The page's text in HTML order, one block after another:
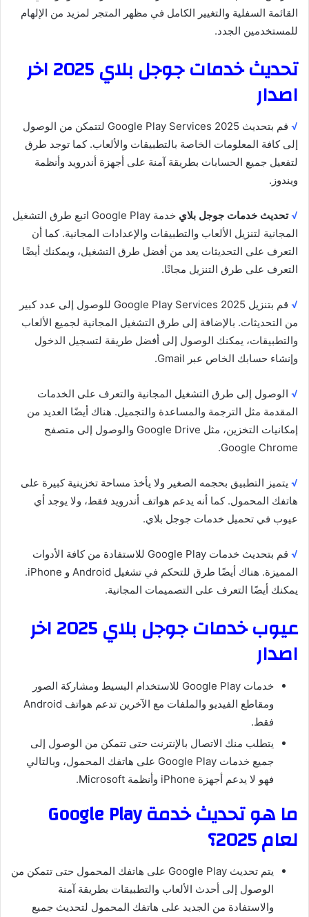
القائمة السفلية والتغيير الكامل في مظهر المتجر لمزيد من الإلهام
للمستخدمين الجدد.
تحديث خدمات جوجل بلاي 2025 اخر
اصدار
√
قم بتحديث Google Play Services 2025 لتتمكن من الوصول
إلى كافة المعلومات الخاصة بالتطبيقات والألعاب. كما توجد طرق
لتفعيل جميع الحسابات بطريقة آمنة على أجهزة أندرويد وأنظمة
ويندوز.
√ تحديث خدمات جوجل بلاي
خدمة Google Play اتبع طرق التشغيل
المجانية لتنزيل الألعاب والتطبيقات والإعدادات المجانية. كما أن
التعرف على التحديثات يعد من أفضل طرق التشغيل، ويمكنك أيضًا
التعرف على طرق التنزيل مجانًا.
√
قم بتنزيل Google Play Services 2025 للوصول إلى عدد كبير
من التحديثات. بالإضافة إلى طرق التشغيل المجانية لجميع الألعاب
والتطبيقات، يمكنك الوصول إلى أفضل طريقة لتسجيل الدخول
وإنشاء حسابك الخاص عبر Gmail.
√ الوصول إلى طرق التشغيل المجانية والتعرف على الخدمات
المقدمة مثل الترجمة والمساعدة والتجميل. هناك أيضًا العديد من
إمكانيات التخزين، مثل Google Drive والوصول إلى متصفح
Google Chrome.
√ يتميز التطبيق بحجمه الصغير ولا يأخذ مساحة تخزينية كبيرة على
هاتفك المحمول. كما أنه يدعم هواتف أندرويد فقط، ولا يوجد أي
عيوب في تحميل خدمات جوجل بلاي.
√
قم بتحديث خدمات Google Play للاستفادة من كافة الأدوات
المميزة. هناك أيضًا طرق للتحكم في تشغيل Android و iPhone.
يمكنك أيضًا التعرف على التصميمات المجانية.
عيوب خدمات جوجل بلاي 2025 اخر
اصدار
خدمات Google Play للاستخدام البسيط ومشاركة الصور
ومقاطع الفيديو والملفات مع الآخرين تدعم هواتف Android
فقط.
يتطلب منك الاتصال بالإنترنت حتى تتمكن من الوصول إلى
جميع خدمات Google Play على هاتفك المحمول، وبالتالي
فهو لا يدعم أجهزة iPhone وأنظمة Microsoft.
ما هو تحديث خدمة Google Play
لعام 2025؟
يتم تحديث Google Play على هاتفك المحمول حتى تتمكن من
الوصول إلى أحدث الألعاب والتطبيقات بطريقة آمنة
والاستفادة من الجديد على هاتفك المحمول لتحديث جميع